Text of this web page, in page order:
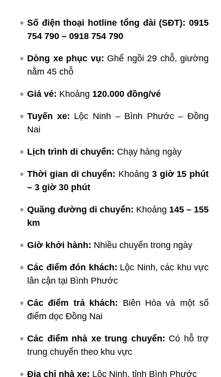
Số điện thoại hotline tổng đài (SĐT): 0915
754 790 – 0918 754 790
Dòng xe phục vụ: Ghế ngồi 29 chỗ, giường
nằm 45 chỗ
Giá vé: Khoảng 120.000 đồng/vé
Tuyến xe: Lộc Ninh – Bình Phước – Đồng
Nai
Lịch trình di chuyển: Chạy hàng ngày
Thời gian di chuyển: Khoảng 3 giờ 15 phút
– 3 giờ 30 phút
Quãng đường di chuyển: Khoảng 145 – 155
km
Giờ khởi hành: Nhiều chuyến trong ngày
Các điểm đón khách: Lộc Ninh, các khu vực
lân cận tại Bình Phước
Các điểm trả khách: Biên Hòa và một số
điểm dọc Đồng Nai
Các điểm nhà xe trung chuyển: Có hỗ trợ
trung chuyển theo khu vực
Địa chỉ nhà xe: Lộc Ninh, tỉnh Bình Phước